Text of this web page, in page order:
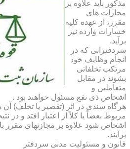
مذکور باید علاوه بر
مجازات های
مقرر، از عهده کلیه
خسارات وارده نیز
برآید.
سردفترانی که در
انجام وظایف خود
مرتکب تخلفاتی
بشوند در مقابل
متعاملین و
اشخاص ذی نفع مسئول خواهند بود .
هرگاه سندی در اثر (تقصیر یا تخلف) آن
مربوط بعضاً یا کلاً از اعتبار افتد و در
اشخاص شود علاوه بر مجازتهای مقرر
برآیند.
قانون و مسئولیت مدنی سردفتر